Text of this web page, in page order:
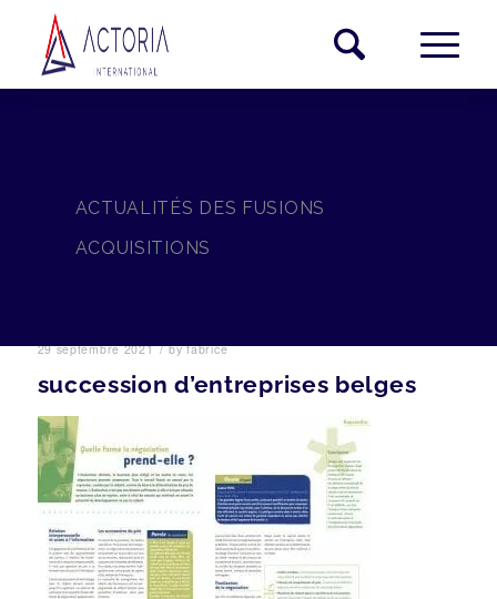
ACTUALITÉS DES FUSIONS
ACQUISITIONS
29 septembre 2021 / byfabrice
succession d’entreprises belges